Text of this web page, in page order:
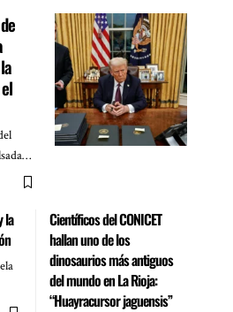
la
Científicos del CONICET
hallan uno de los
dinosaurios más antiguos
del mundo en La Rioja:
“Huayracursor jaguensis”